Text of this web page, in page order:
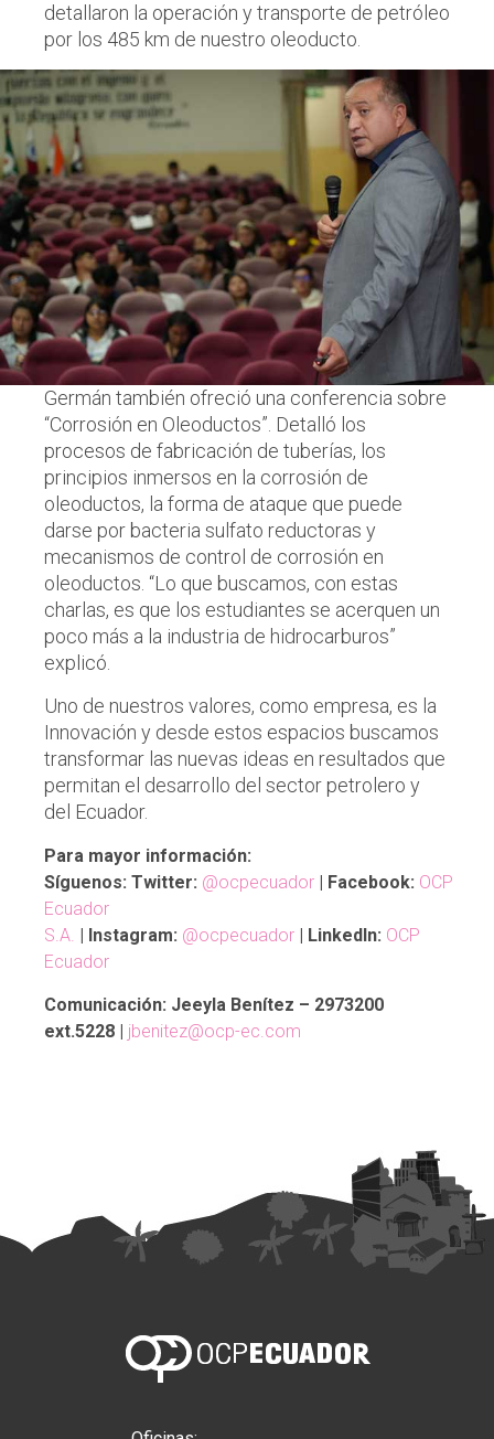
detallaron la operación y transporte de petróleo
por los 485 km de nuestro oleoducto.
Germán también ofreció una conferencia sobre
“Corrosión en Oleoductos”. Detalló los
procesos de fabricación de tuberías, los
principios inmersos en la corrosión de
oleoductos, la forma de ataque que puede
darse por bacteria sulfato reductoras y
mecanismos de control de corrosión en
oleoductos. “Lo que buscamos, con estas
charlas, es que los estudiantes se acerquen un
poco más a la industria de hidrocarburos”
explicó.
Uno de nuestros valores, como empresa, es la
Innovación y desde estos espacios buscamos
transformar las nuevas ideas en resultados que
permitan el desarrollo del sector petrolero y
del Ecuador.
Para mayor información:
Síguenos: Twitter: @ocpecuador | Facebook: OCP
Ecuador
S.A. | Instagram: @ocpecuador | LinkedIn: OCP
Ecuador
Comunicación: Jeeyla Benítez – 2973200
ext.5228 | jbenitez@ocp-ec.com